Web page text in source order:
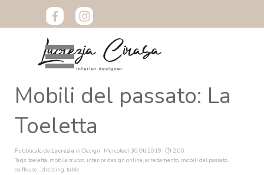
Mobili del passato: La
Toeletta
Pubblicato da Lucrezia in Design · Mercoledì 30 Ott 2019 ·
2:00
Tags:toeletta, mobile trucco, interior design online,arredamento, mobili del passato,
coiffeuse, ,dressing,table